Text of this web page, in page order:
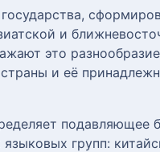
и
это
и её
подавляющее
групп: